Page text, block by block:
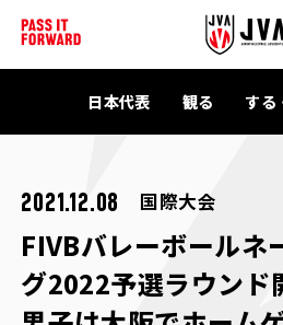
日本代表 観る する
2021.12.08 国際大会
FIVBバレーボールネ
グ2022予選ラウン